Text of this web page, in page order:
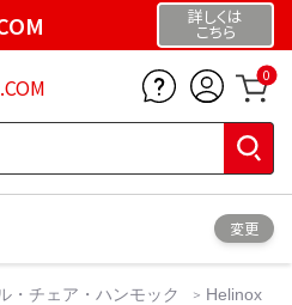
詳しくは
こちら
0
変更
・チェア・ハンモック
Helinox